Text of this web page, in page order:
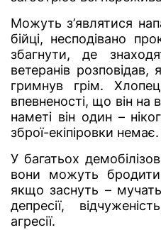
Можуть з’являтися
бійці, несподівано
збагнути, де
ветеранів розповідав,
гримнув грім.
впевненості, що він на
наметі він один –
зброї-екіпіровки
У багатьох
вони можуть
якщо заснуть –
депресії,
агресії.